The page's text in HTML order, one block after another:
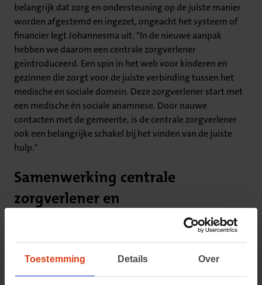
Toestemming Details Over
belangrijk dat zorg en ondersteuning op de juiste manier
worden afgestemd en ingezet, ongeacht het systeem of
financier legt Johannesma uit. "In de nieuwe aanpak
hebben we daarom een centrale zorgverlener
geïntroduceerd. Een spin in het web voor kinderen en
gezinnen die zorgt voor de juiste verbinding tussen het
medische en sociale domein. Deze zorgverlener start met
een medische én sociale anamnese. Door nauwe
contacten met de gemeente, is de centrale zorgverlener
ook een belangrijke schakel bij het vinden van de juiste
hulp."
Samenwerking centrale
zorgverlener en
kinderleefstijlcoach de sleutel
naar succes
De centrale zorgverlener wordt net als de leefstijlcoach
vergoed door de zorgverzekeraar. En dat is uniek, want